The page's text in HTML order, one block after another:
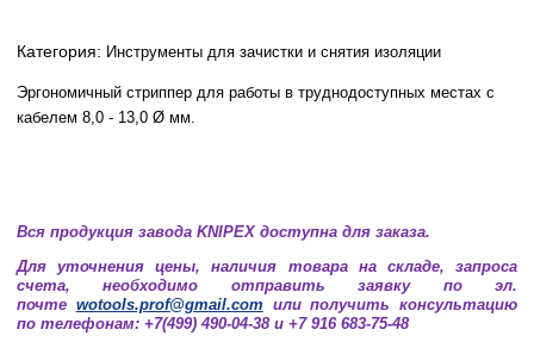
Категория: Инструменты для зачистки и снятия изоляции
Эргономичный стриппер для работы в труднодоступных местах с
кабелем 8,0 - 13,0 Ø мм.
Вся продукция завода KNIPEX доступна для заказа.
Для уточнения цены, наличия товара на складе, запроса
счета, необходимо отправить заявку по эл.
почте wotools.prof@gmail.com или получить консультацию
по телефонам: +7(499) 490-04-38 и +7 916 683-75-48